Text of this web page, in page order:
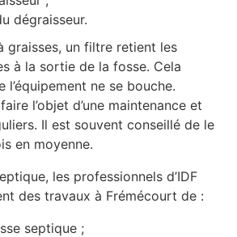
dégraisseur.
graisses, un filtre retient les
à la sortie de la fosse. Cela
l’équipement ne se bouche.
l’objet d’une maintenance et
Il est souvent conseillé de le
en moyenne.
les professionnels d’IDF
des travaux à Frémécourt de :
septique ;